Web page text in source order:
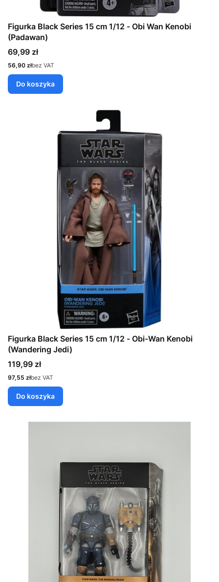
Figurka Black Series 15 cm 1/12 - Obi Wan Kenobi
(Padawan)
Cena
69,99 zł
Cena
56,90 złbez VAT
Do koszyka
Figurka Black Series 15 cm 1/12 - Obi-Wan Kenobi
(Wandering Jedi)
Cena
119,99 zł
Cena
97,55 złbez VAT
Do koszyka